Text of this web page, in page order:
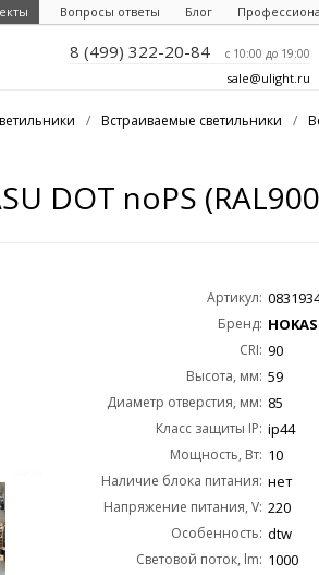
Вопросы ответы Блог
8 (499) 322-20-84 c 10:00 до 19:00
sale@ulight.ru
/ Встраиваемые светильники /
DOT noPS
Артикул:
Бренд:
CRI: 90
Высота, мм: 59
Диаметр отверстия, мм: 85
Класс защиты IP: ip44
Мощность, Вт: 10
Наличие блока питания: нет
Напряжение питания, V: 220
Особенность: dtw
Световой поток, lm: 1000